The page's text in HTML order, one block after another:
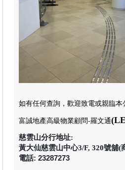
如有任何查詢，歡迎致電或親臨本
富誠地產高級物業顧問-羅文通
慈雲山分行地址:
黃大仙慈雲山中心3/F, 320號舖(
電話: 23287273